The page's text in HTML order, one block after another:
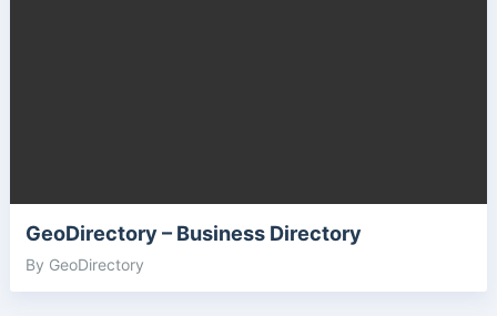
GeoDirectory – Business Directory
By GeoDirectory